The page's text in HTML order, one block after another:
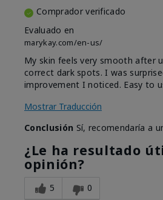
Comprador verificado
Evaluado en
marykay.com/en-us/
My skin feels very smooth after
correct dark spots. I was
improvement I noticed. Easy to
Mostrar Traducción
Conclusión Sí, recomendaría a
¿Le ha resultado
opinión?
5 0